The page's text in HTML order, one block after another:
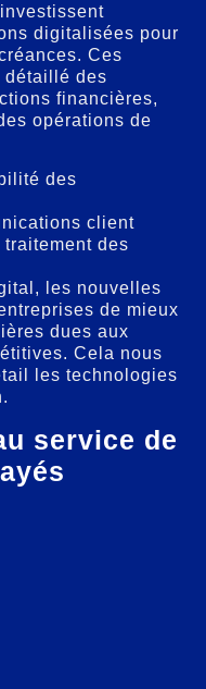
digitalisées pour
Ces
détaillé des
financières,
opérations de
des
client
des
les nouvelles
de mieux
dues aux
Cela nous
les technologies
service de